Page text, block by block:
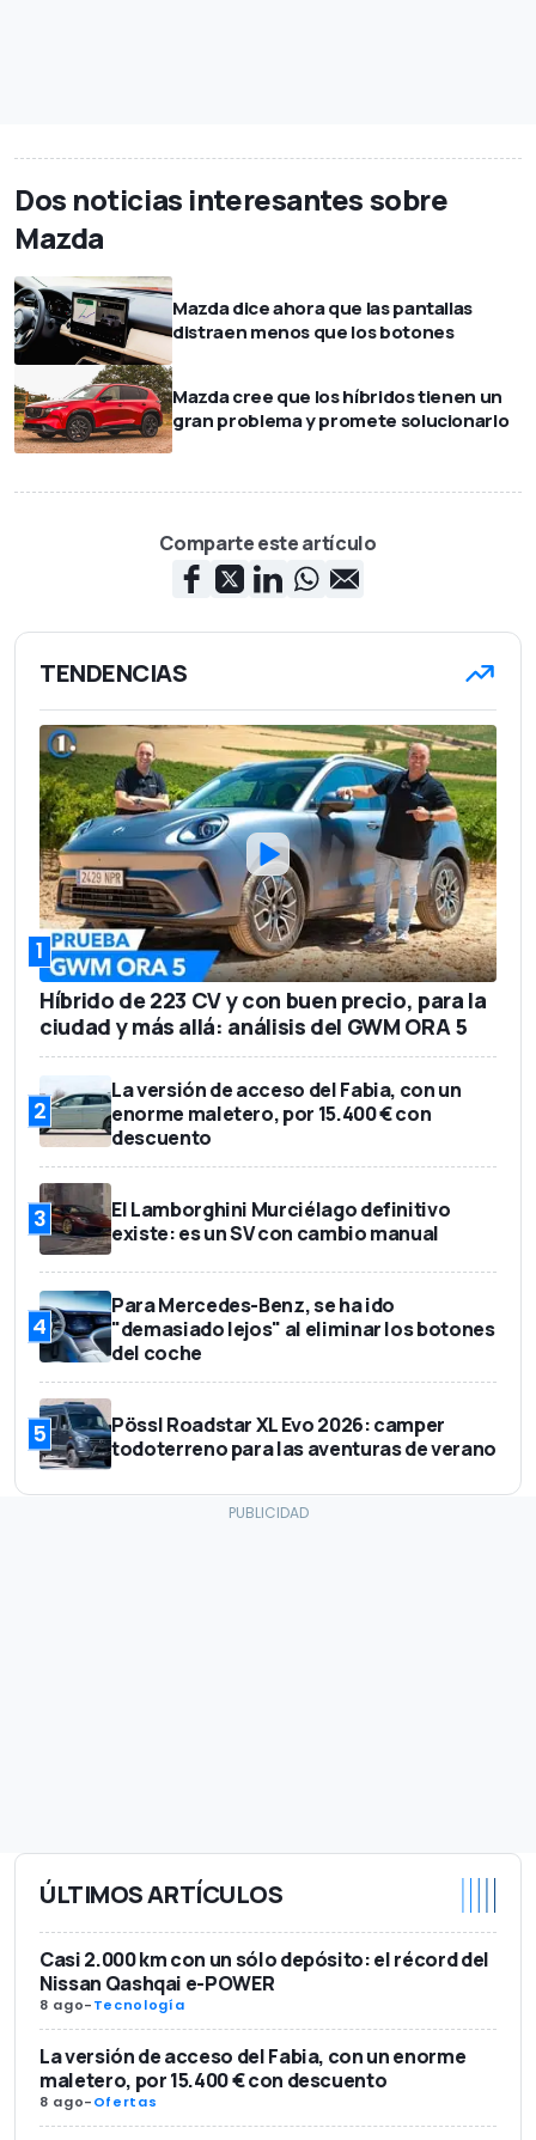
Dos noticias interesantes sobre
Mazda
Mazda dice ahora que las pantallas
distraen menos que los botones
Mazda cree que los híbridos tienen un
gran problema y promete solucionarlo
Comparte este artículo
TENDENCIAS
1
Híbrido de 223 CV y con buen precio, para la
ciudad y más allá: análisis del GWM ORA 5
2
La versión de acceso del Fabia, con un
enorme maletero, por 15.400 € con
descuento
3
El Lamborghini Murciélago definitivo
existe: es un SV con cambio manual
4
Para Mercedes-Benz, se ha ido
"demasiado lejos" al eliminar los botones
del coche
5
Pössl Roadstar XL Evo 2026: camper
todoterreno para las aventuras de verano
ÚLTIMOS ARTÍCULOS
Casi 2.000 km con un sólo depósito: el récord del
Nissan Qashqai e-POWER
8 ago-Tecnología
La versión de acceso del Fabia, con un enorme
maletero, por 15.400 € con descuento
8 ago-Ofertas